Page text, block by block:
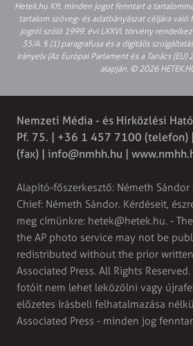
Hetek.hu Kft. minden jogot fenntart a
tartalom szöveg- és adatbányászat céljára való
jogról szóló 1999. évi LXXVI. törvény
35/A. § (1) paragrafusa és a digitális
irányelv (Az Európai Parlament és a Tanács
alapján. © 2026
Nemzeti Média - és Hírközlési
Pf. 75. | +36 1 457 7100
(fax) | info@nmhh.hu |
Alapító-főszerkesztő: Németh
Chief: Németh Sándor. Kérdéseit,
meg címünkre: hetek@hetek.hu. -
the AP photo service may not be
redistributed without the prior
Associated Press. All Rights
fotóit nem lehet leközölni vagy
előzetes írásbeli felhatalmazása
Associated Press - minden jog